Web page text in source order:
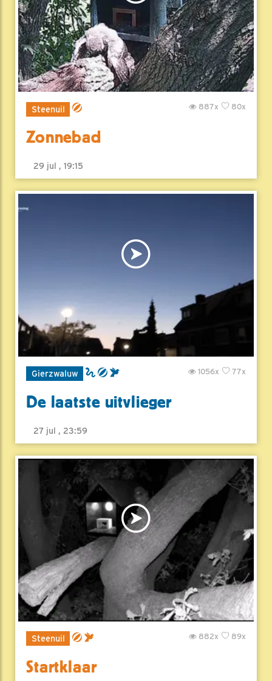
Steenuil 80x
887x
Zonnebad
29 jul , 19:15
Gierzwaluw 77x
1056x
De laatste uitvlieger
27 jul , 23:59
Steenuil 89x
882x
Startklaar